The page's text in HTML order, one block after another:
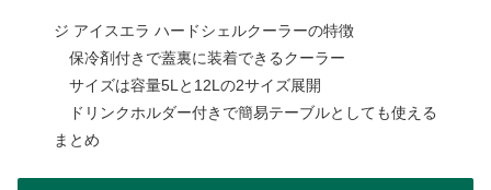
ジ アイスエラ ハードシェルクーラーの特徴
保冷剤付きで蓋裏に装着できるクーラー
サイズは容量5Lと12Lの2サイズ展開
ドリンクホルダー付きで簡易テーブルとしても使える
まとめ